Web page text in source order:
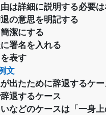
は詳細に説明する必要
の意思を明記する
潔にする
署名を入れる
表す
文
出たために辞退するケー
退するケース
などのケースは「一身上